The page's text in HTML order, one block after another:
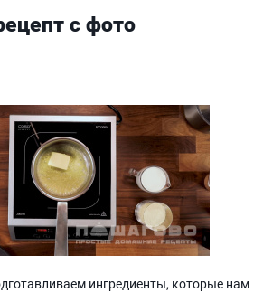
с фото
ингредиенты, которые нам